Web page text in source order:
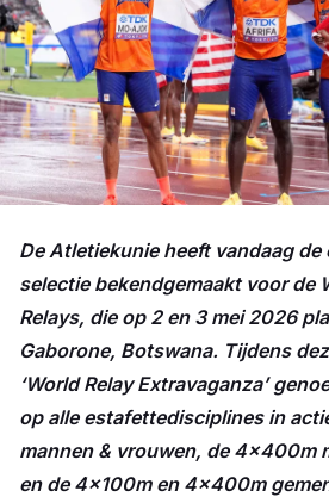
De Atletiekunie heeft vandaag de
selectie bekendgemaakt voor de
Relays, die op 2 en 3 mei 2026
Gaborone, Botswana. Tijdens
‘World Relay Extravaganza’
op alle estafettedisciplines in
mannen & vrouwen, de 4x400m
en de 4x100m en 4x400m